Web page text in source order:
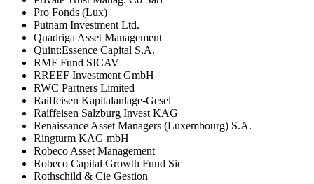
Pro Fonds (Lux)
Putnam Investment Ltd.
Quadriga Asset Management
Quint:Essence Capital S.A.
RMF Fund SICAV
RREEF Investment GmbH
RWC Partners Limited
Raiffeisen Kapitalanlage-Gesel
Raiffeisen Salzburg Invest KAG
Renaissance Asset Managers (Luxembourg) S.A.
Ringturm KAG mbH
Robeco Asset Management
Robeco Capital Growth Fund Sic
Rothschild & Cie Gestion